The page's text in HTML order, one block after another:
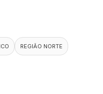
REGIÃO NORTE